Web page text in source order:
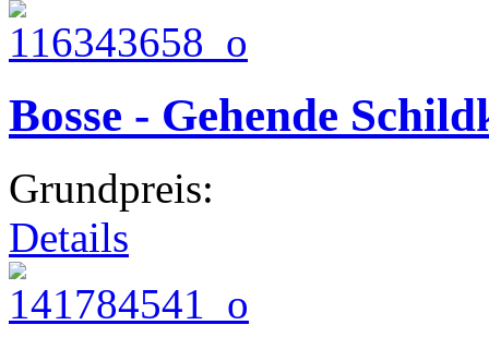
Bosse - Gehende
Grundpreis:
Details